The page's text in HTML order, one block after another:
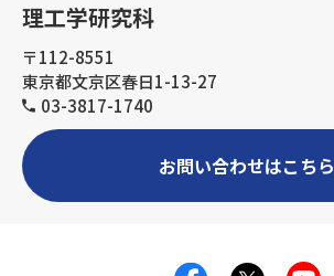
理工学研究科
〒112-8551
東京都文京区春日1-13-27
03-3817-1740
お問い合わせはこちら